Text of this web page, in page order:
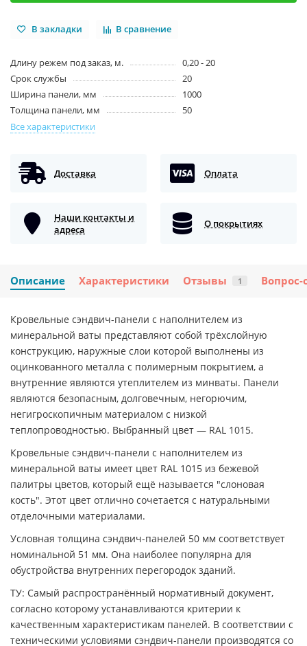
В закладки В сравнение
Длину режем под заказ, м.
0,20 - 20
Срок службы
20
Ширина панели, мм
1000
Толщина панели, мм
50
Все характеристики
Доставка Оплата
Наши контакты и
адреса
О покрытиях
Описание Характеристики Отзывы 1 Вопрос-
Кровельные сэндвич-панели с наполнителем из
минеральной ваты представляют собой трёхслойную
конструкцию, наружные слои которой выполнены из
оцинкованного металла с полимерным покрытием, а
внутренние являются утеплителем из минваты. Панели
являются безопасным, долговечным, негорючим,
негигроскопичным материалом с низкой
теплопроводностью. Выбранный цвет — RAL 1015.
Кровельные сэндвич-панели с наполнителем из
минеральной ваты имеет цвет RAL 1015 из бежевой
палитры цветов, который ещё называется "слоновая
кость". Этот цвет отлично сочетается с натуральными
отделочными материалами.
Условная толщина сэндвич-панелей 50 мм соответствует
номинальной 51 мм. Она наиболее популярна для
обустройства внутренних перегородок зданий.
ТУ: Самый распространённый нормативный документ,
согласно которому устанавливаются критерии к
качественным характеристикам панелей. В соответствии с
техническими условиями сэндвич-панели производятся со